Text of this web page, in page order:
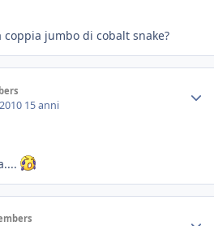
jumbo di cobalt snake?
15 anni